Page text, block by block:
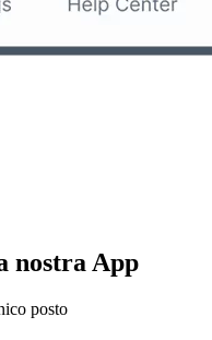
nostra App
posto